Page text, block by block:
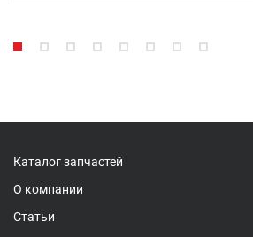
Каталог запчастей
О компании
Статьи